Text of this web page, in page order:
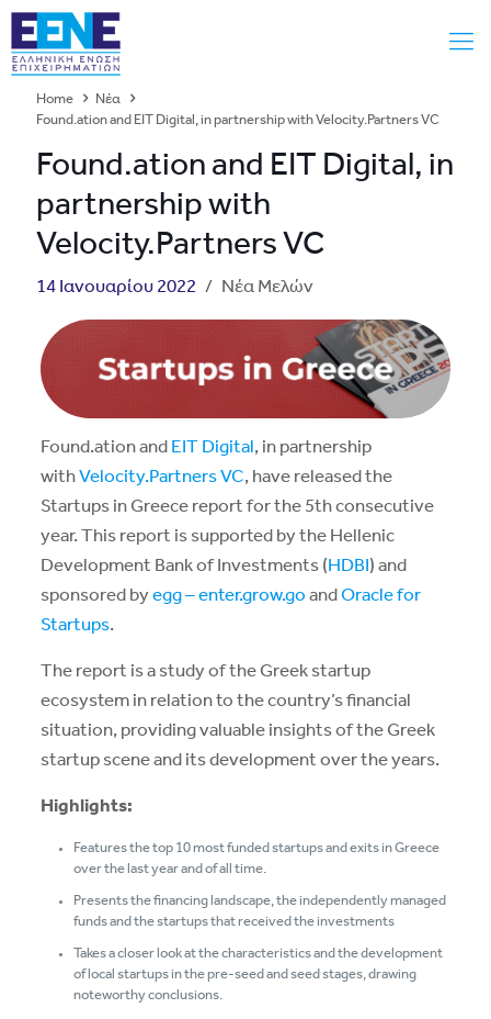
Home
Νέα
Found.ation and EIT Digital, in partnership with Velocity.Partners VC
Found.ation and EIT Digital, in
partnership with
Velocity.Partners VC
14 Ιανουαρίου 2022 / Νέα Μελών
Found.ation and EIT Digital , in partnership
withVelocity.Partners VC, have released the
Startups in Greece report for the 5th consecutive
year. This report is supported by the Hellenic
Development Bank of Investments ( HDBI ) and
sponsored byegg – enter.grow.go and Oracle for
Startups.
The report is a study of the Greek startup
ecosystem in relation to the country’s financial
situation, providing valuable insights of the Greek
startup scene and its development over the years.
Highlights:
Features the top 10 most funded startups and exits in Greece
over the last year and of all time.
Presents the financing landscape, the independently managed
funds and the startups that received the investments
Takes a closer look at the characteristics and the development
of local startups in the pre-seed and seed stages, drawing
noteworthy conclusions.